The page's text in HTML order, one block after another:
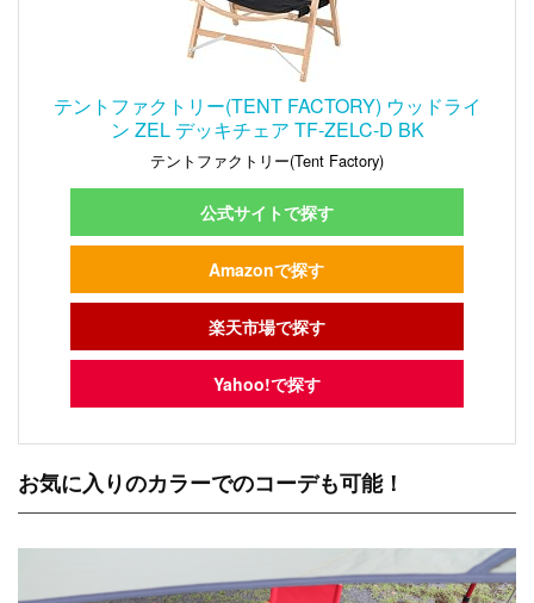
テントファクトリー(TENT FACTORY) ウッドライ
ン ZEL デッキチェア TF-ZELC-D BK
テントファクトリー(Tent Factory)
公式サイトで探す
Amazonで探す
楽天市場で探す
Yahoo!で探す
お気に入りのカラーでのコーデも可能！